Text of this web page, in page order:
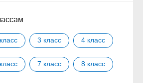
3 класс 4 класс
7 класс 8 класс